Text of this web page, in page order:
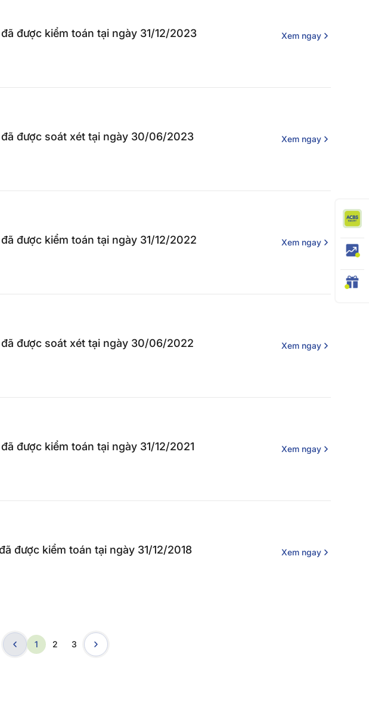
được kiểm toán tại ngày 31/12/2023 Xem ngay
được soát xét tại ngày 30/06/2023 Xem ngay
được kiểm toán tại ngày 31/12/2022 Xem ngay
được soát xét tại ngày 30/06/2022 Xem ngay
được kiểm toán tại ngày 31/12/2021 Xem ngay
được kiểm toán tại ngày 31/12/2018 Xem ngay
1 2 3